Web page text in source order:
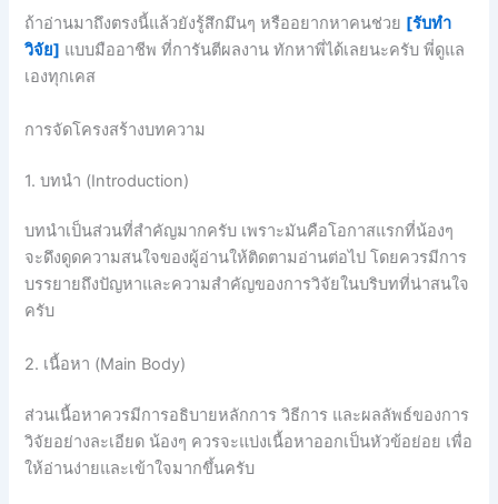
ถ้าอ่านมาถึงตรงนี้แล้วยังรู้สึกมึนๆ หรืออยากหาคนช่วย [รับทำ
วิจัย] แบบมืออาชีพ ที่การันตีผลงาน ทักหาพี่ได้เลยนะครับ พี่ดูแล
เองทุกเคส
การจัดโครงสร้างบทความ
1. บทนำ (Introduction)
บทนำเป็นส่วนที่สำคัญมากครับ เพราะมันคือโอกาสแรกที่น้องๆ
จะดึงดูดความสนใจของผู้อ่านให้ติดตามอ่านต่อไป โดยควรมีการ
บรรยายถึงปัญหาและความสำคัญของการวิจัยในบริบทที่น่าสนใจ
ครับ
2. เนื้อหา (Main Body)
ส่วนเนื้อหาควรมีการอธิบายหลักการ วิธีการ และผลลัพธ์ของการ
วิจัยอย่างละเอียด น้องๆ ควรจะแบ่งเนื้อหาออกเป็นหัวข้อย่อย เพื่อ
ให้อ่านง่ายและเข้าใจมากขึ้นครับ